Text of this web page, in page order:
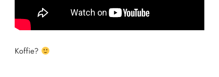
Koffie?